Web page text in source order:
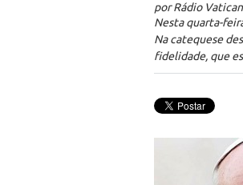
por Rádio
Nesta quarta-
Na catequese
fidelidade, que